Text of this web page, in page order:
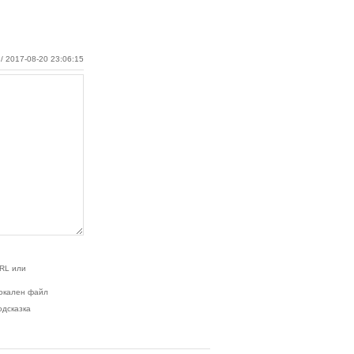
/ 2017-08-20 23:06:15
или
файл